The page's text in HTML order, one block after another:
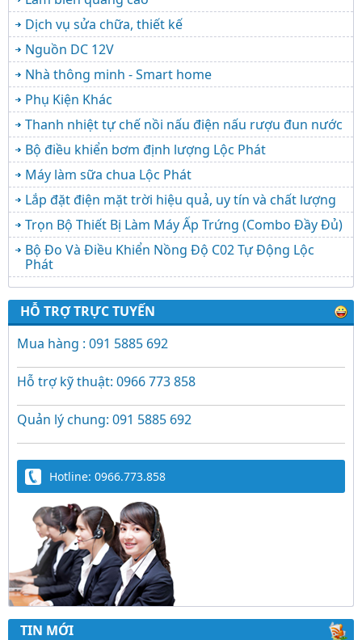
Dịch vụ sửa chữa, thiết kế
Nguồn DC 12V
Nhà thông minh - Smart home
Phụ Kiện Khác
Thanh nhiệt tự chế nồi nấu điện nấu rượu đun nước
Bộ điều khiển bơm định lượng Lộc Phát
Máy làm sữa chua Lộc Phát
Lắp đặt điện mặt trời hiệu quả, uy tín và chất lượng
Trọn Bộ Thiết Bị Làm Máy Ấp Trứng (Combo Đầy Đủ)
Bộ Đo Và Điều Khiển Nồng Độ C02 Tự Động Lộc
Phát
HỖ TRỢ TRỰC TUYẾN
Mua hàng : 091 5885 692
Hỗ trợ kỹ thuật: 0966 773 858
Quản lý chung: 091 5885 692
Hotline: 0966.773.858
TIN MỚI